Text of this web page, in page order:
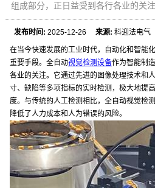
组成部分，正日益受到各行各业的关
发布时间: 2025-12-26来源: 科迎法电
在当今快速发展的工业时代，自动化和智能
重要手段。全自动视觉检测设备作为智能制
各业的关注。它通过先进的图像处理技术和
寸、缺陷等多项指标的实时检测，极大地提
度。与传统的人工检测相比，全自动视觉检
降低了人力成本和人为错误的风险。